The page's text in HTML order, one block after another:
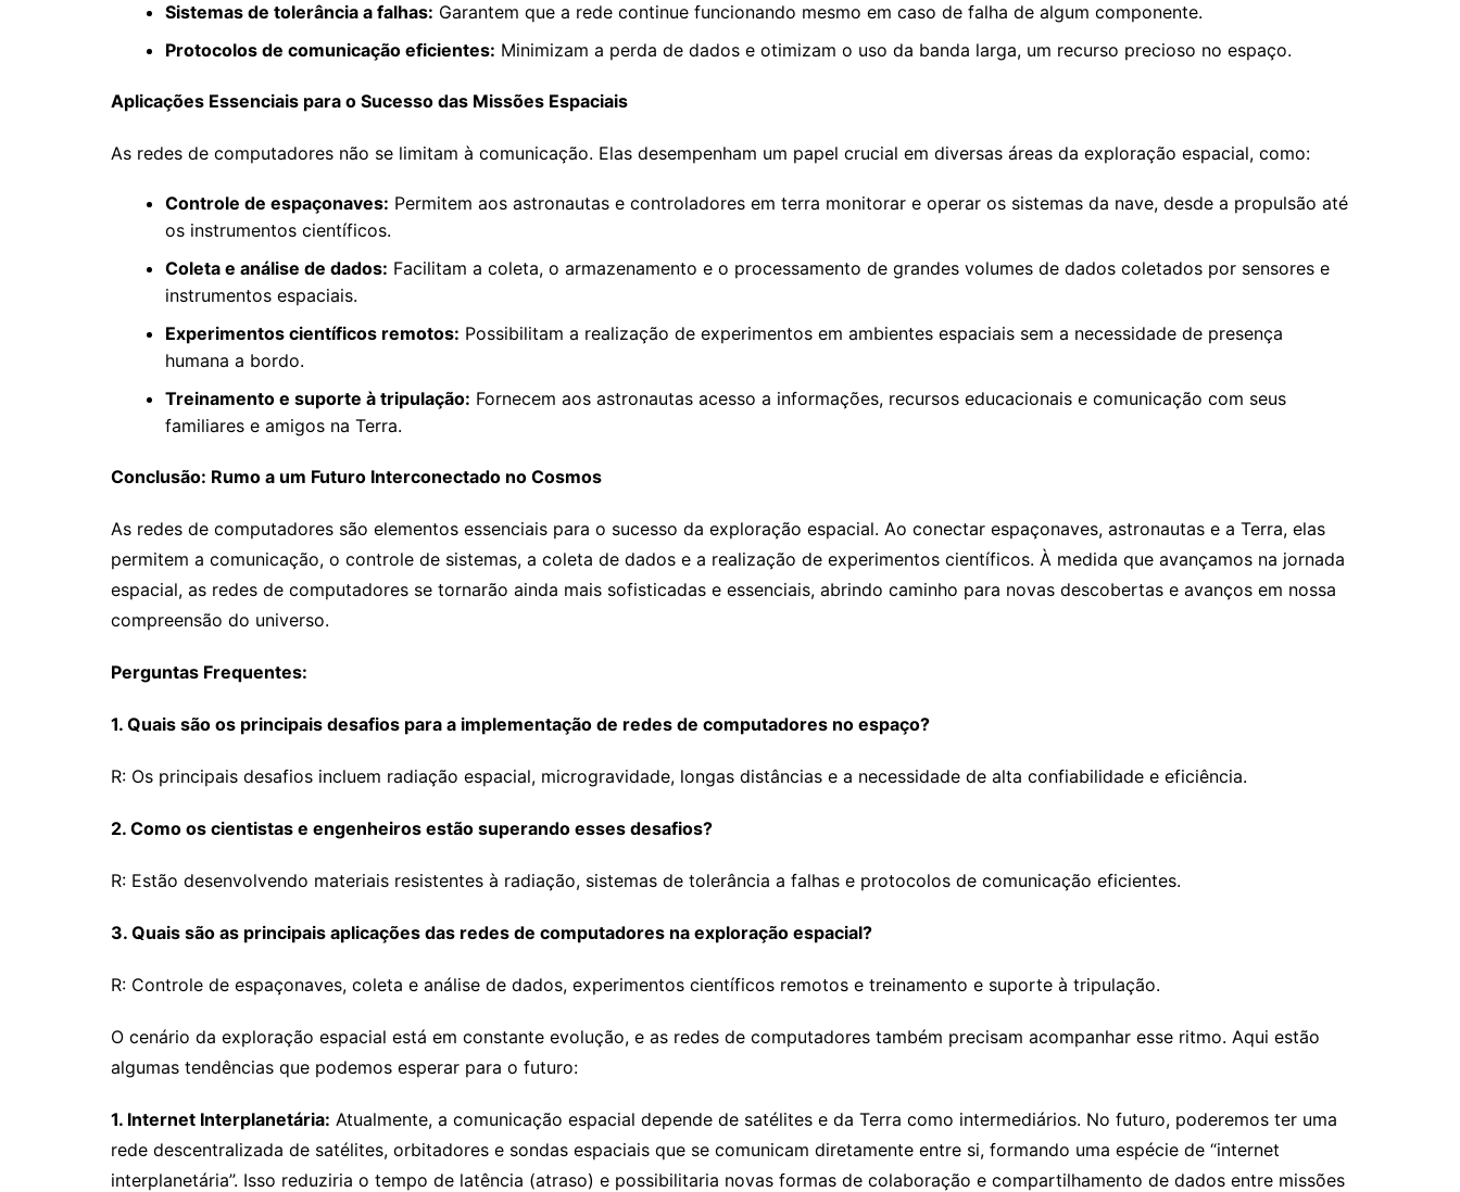
Sistemas de tolerância a falhas: Garantem que a rede continue funcionando mesmo em caso de falha de algum componente.
Protocolos de comunicação eficientes: Minimizam a perda de dados e otimizam o uso da banda larga, um recurso precioso no espaço.
Aplicações Essenciais para o Sucesso das Missões Espaciais
As redes de computadores não se limitam à comunicação. Elas desempenham um papel crucial em diversas áreas da exploração espacial, como:
Controle de espaçonaves: Permitem aos astronautas e controladores em terra monitorar e operar os sistemas da nave, desde a propulsão até
os instrumentos científicos.
Coleta e análise de dados: Facilitam a coleta, o armazenamento e o processamento de grandes volumes de dados coletados por sensores e
instrumentos espaciais.
Experimentos científicos remotos: Possibilitam a realização de experimentos em ambientes espaciais sem a necessidade de presença
humana a bordo.
Treinamento e suporte à tripulação: Fornecem aos astronautas acesso a informações, recursos educacionais e comunicação com seus
familiares e amigos na Terra.
Conclusão: Rumo a um Futuro Interconectado no Cosmos
As redes de computadores são elementos essenciais para o sucesso da exploração espacial. Ao conectar espaçonaves, astronautas e a Terra, elas
permitem a comunicação, o controle de sistemas, a coleta de dados e a realização de experimentos científicos. À medida que avançamos na jornada
espacial, as redes de computadores se tornarão ainda mais sofisticadas e essenciais, abrindo caminho para novas descobertas e avanços em nossa
compreensão do universo.
Perguntas Frequentes:
1. Quais são os principais desafios para a implementação de redes de computadores no espaço?
R: Os principais desafios incluem radiação espacial, microgravidade, longas distâncias e a necessidade de alta confiabilidade e eficiência.
2. Como os cientistas e engenheiros estão superando esses desafios?
R: Estão desenvolvendo materiais resistentes à radiação, sistemas de tolerância a falhas e protocolos de comunicação eficientes.
3. Quais são as principais aplicações das redes de computadores na exploração espacial?
R: Controle de espaçonaves, coleta e análise de dados, experimentos científicos remotos e treinamento e suporte à tripulação.
O cenário da exploração espacial está em constante evolução, e as redes de computadores também precisam acompanhar esse ritmo. Aqui estão
algumas tendências que podemos esperar para o futuro:
1. Internet Interplanetária: Atualmente, a comunicação espacial depende de satélites e da Terra como intermediários. No futuro, poderemos ter uma
rede descentralizada de satélites, orbitadores e sondas espaciais que se comunicam diretamente entre si, formando uma espécie de “internet
interplanetária”. Isso reduziria o tempo de latência (atraso) e possibilitaria novas formas de colaboração e compartilhamento de dados entre missões